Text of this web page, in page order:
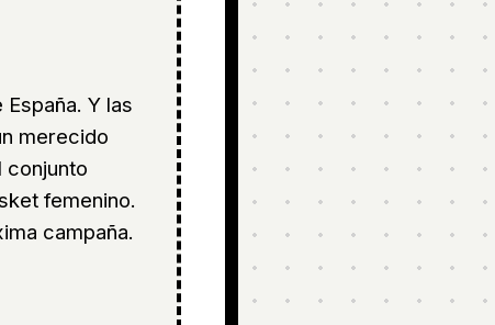
Y las
merecido
conjunto
femenino.
campaña.